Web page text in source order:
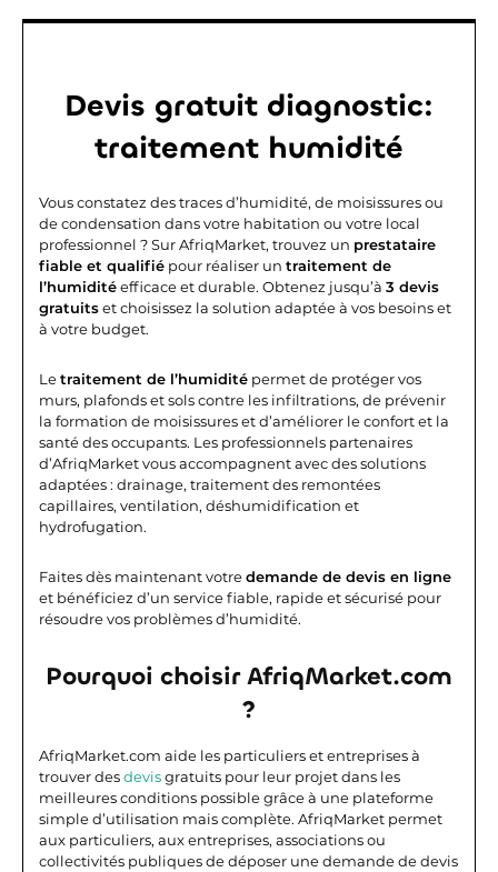
Devis gratuit diagnostic:
traitement humidité
Vous constatez des traces d’humidité, de moisissures ou
de condensation dans votre habitation ou votre local
professionnel ? Sur AfriqMarket, trouvez un prestataire
fiable et qualifié pour réaliser un traitement de
l’humiditéefficace et durable. Obtenez jusqu’à 3 devis
gratuitset choisissez la solution adaptée à vos besoins et
à votre budget.
Letraitement de l’humidité permet de protéger vos
murs, plafonds et sols contre les infiltrations, de prévenir
la formation de moisissures et d’améliorer le confort et la
santé des occupants. Les professionnels partenaires
d’AfriqMarket vous accompagnent avec des solutions
adaptées : drainage, traitement des remontées
capillaires, ventilation, déshumidification et
hydrofugation.
Faites dès maintenant votredemande de devis en ligne
et bénéficiez d’un service fiable, rapide et sécurisé pour
résoudre vos problèmes d’humidité.
Pourquoi choisir AfriqMarket.com
?
AfriqMarket.com aide les particuliers et entreprises à
trouver desdevisgratuits pour leur projet dans les
meilleures conditions possible grâce à une plateforme
simple d’utilisation mais complète. AfriqMarket permet
aux particuliers, aux entreprises, associations ou
collectivités publiques de déposer une demande de devis